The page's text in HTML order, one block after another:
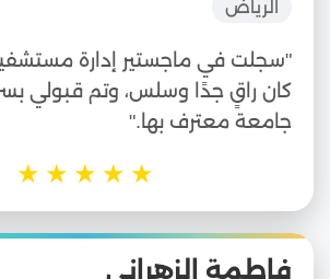
الرياض
"سجلت في ماجستير إدارة
كان راقٍ جدًا وسلس، وتم قبولي
جامعة معترف بها."
★
★
★
★
★
فاطمة الزهراني